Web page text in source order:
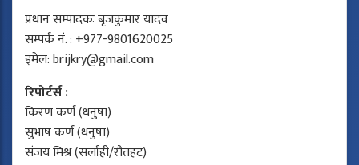
प्रधान सम्पादकः बृजकुमार यादव
सम्पर्क नं. : +977-9801620025
इमेल:brijkry@gmail.com
रिपोर्टर्स :
किरण कर्ण (धनुषा)
सुभाष कर्ण (धनुषा)
संजय मिश्र (सर्लाही/रौतहट)